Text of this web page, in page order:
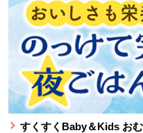
すくすくBaby＆Kids お